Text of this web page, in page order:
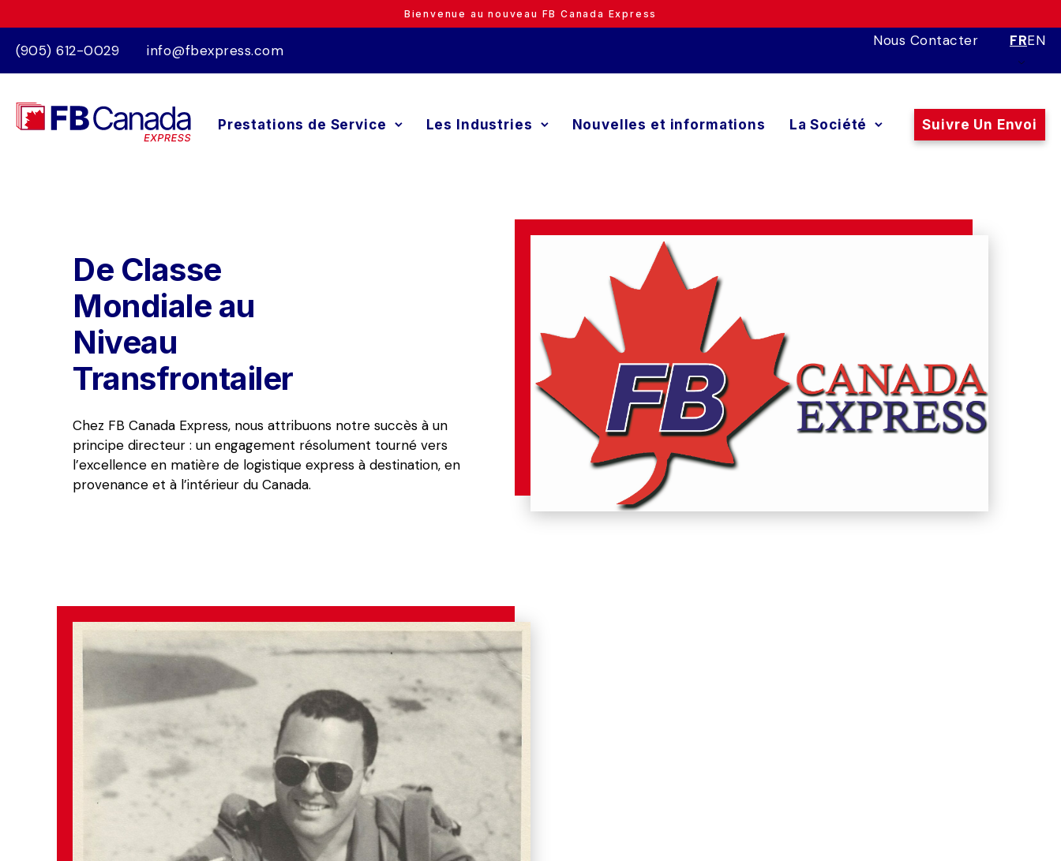
Bienvenue au nouveau FB Canada Express
(905) 612-0029 info@fbexpress.com
Nous Contacter FREN
Prestations de Service Les Industries Nouvelles et informations La Société Suivre Un Envoi
De Classe
Mondiale au
Niveau
Transfrontailer
Chez FB Canada Express, nous attribuons notre succès à un
principe directeur : un engagement résolument tourné vers
l’excellence en matière de logistique express à destination, en
provenance et à l’intérieur du Canada.